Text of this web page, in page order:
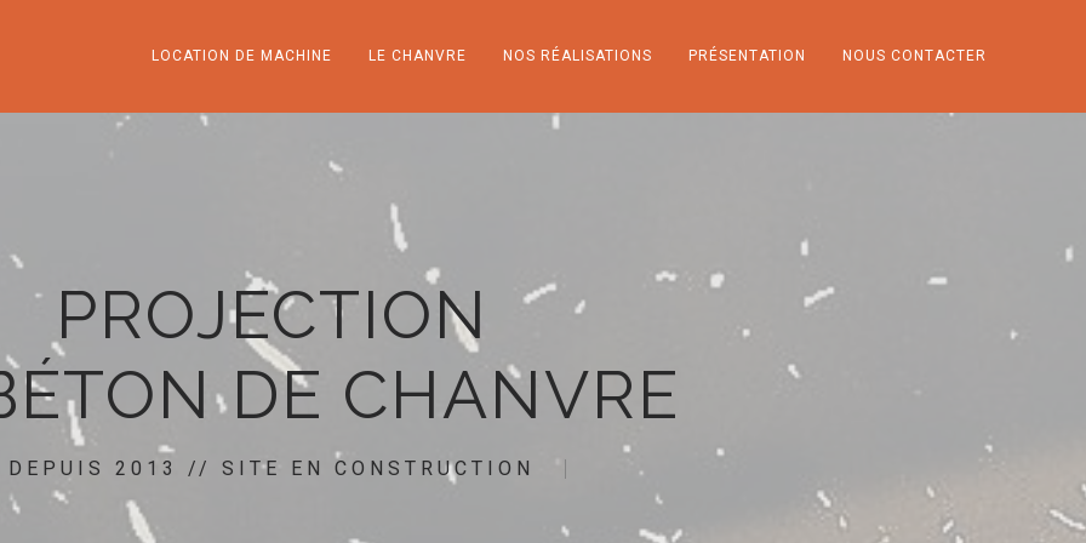
LOCATION DE MACHINE LE CHANVRE NOS RÉALISATIONS PRÉSENTATION NOUS CONTACTER
PROJECTION
DE CHANVRE
DEPUIS 2013 // SITE EN CONSTRUCTION